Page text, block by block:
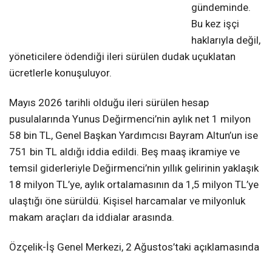
gündeminde.
Bu kez işçi
haklarıyla değil,
yöneticilere ödendiği ileri sürülen dudak uçuklatan
ücretlerle konuşuluyor.
Mayıs 2026 tarihli olduğu ileri sürülen hesap
pusulalarında Yunus Değirmenci’nin aylık net 1 milyon
58 bin TL, Genel Başkan Yardımcısı Bayram Altun’un ise
751 bin TL aldığı iddia edildi. Beş maaş ikramiye ve
temsil giderleriyle Değirmenci’nin yıllık gelirinin yaklaşık
18 milyon TL’ye, aylık ortalamasının da 1,5 milyon TL’ye
ulaştığı öne sürüldü. Kişisel harcamalar ve milyonluk
makam araçları da iddialar arasında.
Özçelik-İş Genel Merkezi, 2 Ağustos’taki açıklamasında